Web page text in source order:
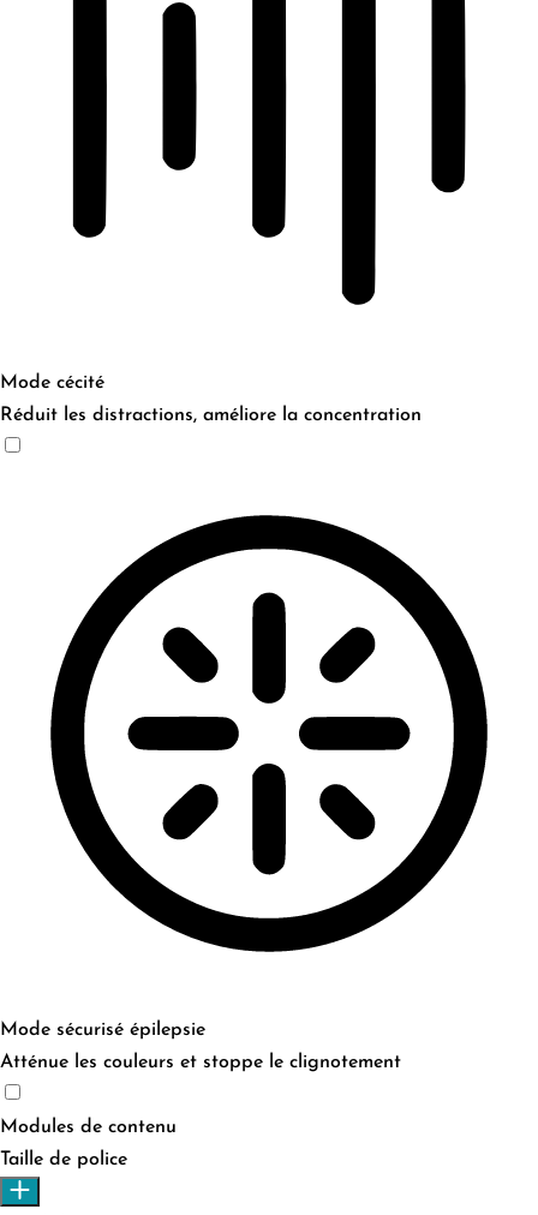
Mode cécité
Réduit les distractions, améliore la concentration
Mode sécurisé épilepsie
Atténue les couleurs et stoppe le clignotement
Modules de contenu
Taille de police